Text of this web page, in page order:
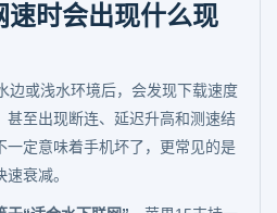
速时会出现什么现
边或浅水环境后，会发现下载速度
甚至出现断连、延迟升高和测速结
一定意味着手机坏了，更常见的是
衰减。